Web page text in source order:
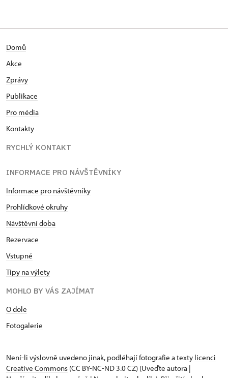
Domů
Akce
Zprávy
Publikace
Pro média
Kontakty
RYCHLÝ KONTAKT
INFORMACE PRO NÁVŠTĚVNÍKY
Informace pro návštěvníky
Prohlídkové okruhy
Návštěvní doba
Rezervace
Vstupné
Tipy na výlety
MOHLO BY VÁS ZAJÍMAT
O dole
Fotogalerie
Není-li výslovně uvedeno jinak, podléhají fotografie a texty licenci
Creative Commons (CC BY-NC-ND 3.0 CZ) (Uveďte autora |